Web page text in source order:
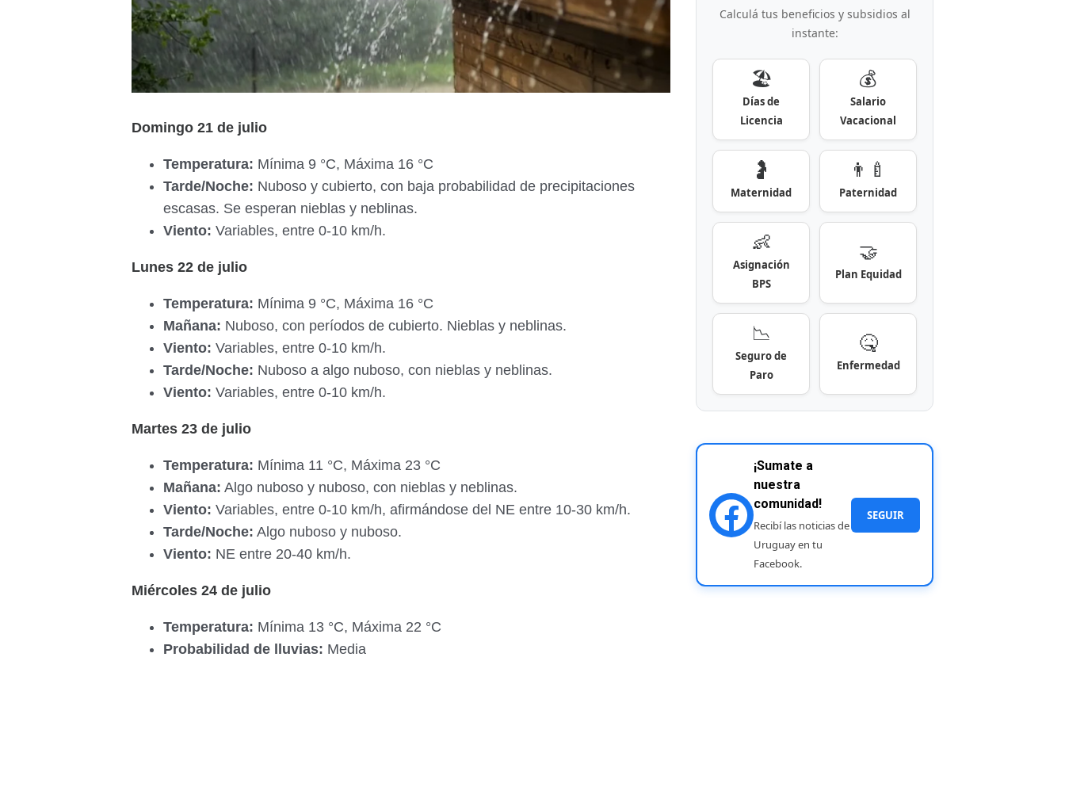
Domingo 21 de julio
Temperatura: Mínima 9 °C, Máxima 16 °C
Tarde/Noche: Nuboso y cubierto, con baja probabilidad de precipitaciones
escasas. Se esperan nieblas y neblinas.
Viento: Variables, entre 0-10 km/h.
Lunes 22 de julio
Temperatura: Mínima 9 °C, Máxima 16 °C
Mañana: Nuboso, con períodos de cubierto. Nieblas y neblinas.
Viento: Variables, entre 0-10 km/h.
Tarde/Noche: Nuboso a algo nuboso, con nieblas y neblinas.
Viento: Variables, entre 0-10 km/h.
Martes 23 de julio
Temperatura: Mínima 11 °C, Máxima 23 °C
Mañana: Algo nuboso y nuboso, con nieblas y neblinas.
Viento: Variables, entre 0-10 km/h, afirmándose del NE entre 10-30 km/h.
Tarde/Noche: Algo nuboso y nuboso.
Viento: NE entre 20-40 km/h.
Miércoles 24 de julio
Temperatura: Mínima 13 °C, Máxima 22 °C
Probabilidad de lluvias: Media
Calculá tus beneficios y subsidios al
instante:
🏖️
Días de
Licencia
💰
Salario
Vacacional
🤰
Maternidad
👨‍🍼
Paternidad
👶
Asignación
BPS
🤝
Plan Equidad
📉
Seguro de
Paro
🤒
Enfermedad
¡Sumate a
nuestra
comunidad!
Recibí las noticias de
Uruguay en tu
Facebook.
SEGUIR